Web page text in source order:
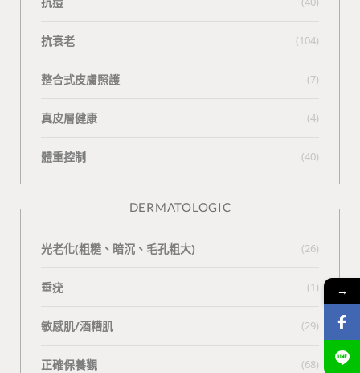
抗衰老 (104)
整合式皮膚照護 (7)
真皮層健康 (4)
體重控制 (40)
DERMATOLOGIC
光老化(粗糙、暗沉、毛孔粗大) (26)
垂疣 (1)
敏感肌/酒糟肌 (29)
正確保養觀 (68)
→